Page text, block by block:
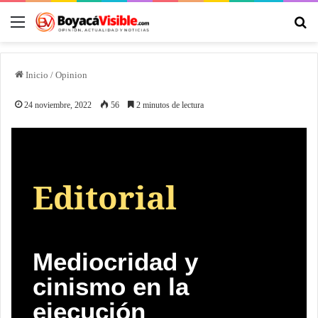
Inicio / Opinion
24 noviembre, 2022 56 2 minutos de lectura
Editorial
Mediocridad y
cinismo en la
ejecución